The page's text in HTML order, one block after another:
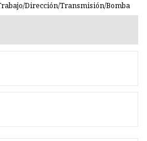
Dirección/Transmisión/Bomba